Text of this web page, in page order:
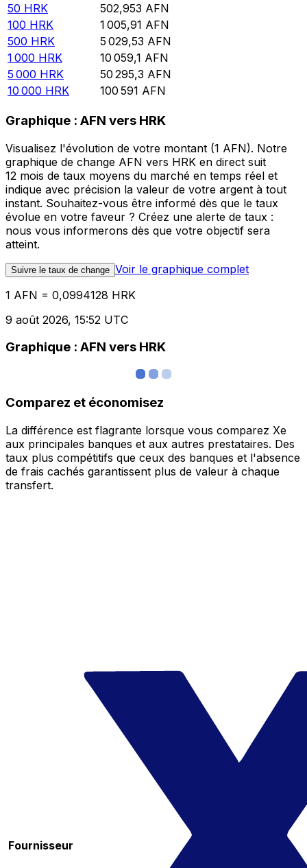
50 HRK 502,953 AFN
100 HRK 1 005,91 AFN
500 HRK 5 029,53 AFN
1 000 HRK 10 059,1 AFN
5 000 HRK 50 295,3 AFN
10 000 HRK 100 591 AFN
Graphique : AFN vers HRK
Visualisez l'évolution de votre montant (1 AFN). Notre
graphique de change AFN vers HRK en direct suit
12 mois de taux moyens du marché en temps réel et
indique avec précision la valeur de votre argent à tout
instant. Souhaitez-vous être informé dès que le taux
évolue en votre faveur ? Créez une alerte de taux :
nous vous informerons dès que votre objectif sera
atteint.
Suivre le taux de change Voir le graphique complet
1 AFN = 0,0994128 HRK
9 août 2026, 15:52 UTC
Graphique : AFN vers HRK
Comparez et économisez
La différence est flagrante lorsque vous comparez Xe
aux principales banques et aux autres prestataires. Des
taux plus compétitifs que ceux des banques et l'absence
de frais cachés garantissent plus de valeur à chaque
transfert.
Fournisseur